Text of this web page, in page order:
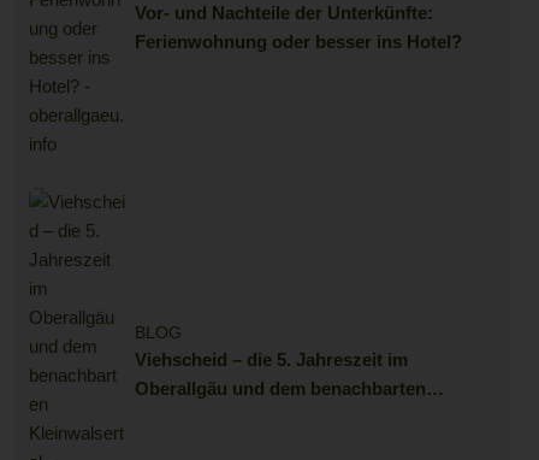
Vor- und Nachteile der Unterkünfte:
Ferienwohnung oder besser ins Hotel?
BLOG
Viehscheid – die 5. Jahreszeit im
Oberallgäu und dem benachbarten